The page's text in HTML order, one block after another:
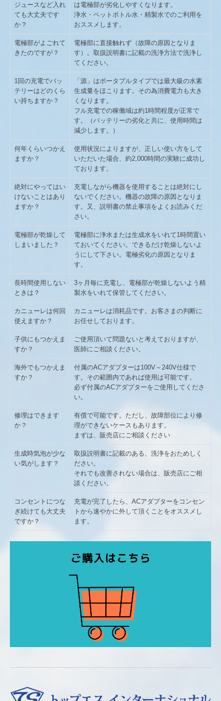
ジュースなど入れ
ても大丈夫です
か？
は電極部が劣化しやすくなります。
浄水・ペットボトル水・精製水でのご利用を
おススメします。
電極部がよごれて
きたのですが？
電極部に直接触れず（故障の原因となりま
す）。取扱説明書に記載の洗浄方法で洗浄し
てください。
1回の充電でバッ
テリーはどのくら
い持ちますか？
「源」はポータプルタイプでは最大級の水素
生成量をほこります。その為消費電力も大き
くなります。
フル充電での稼働域は約1時間程度が正常で
す。（バッテリーの劣化と共に、使用時間は
減少します。）
何年くらいつかえ
ますか？
使用状況によりますが、正しい使い方をして
いただいた場合、約2,000時間の実験に成功し
ております。
絶対にやってはい
けないことはあり
ますか？
充電しながら機器を使用することは絶対にし
ないでください。機器の故障の原因となりま
す。又、説明書の禁止事項をよくお読みくだ
さい。
電極部が乾燥して
しまいました？
電極部に浄水または生成水をいれて1時間置い
ておいてください。できるだけ乾燥しないよ
うにして下さい。電極劣化の原因となりま
す。
長時間使用しない
ときは？
3ヶ月毎に充電し、電極部が乾燥しないよう精
製水をいれて保管してください。
カニューレは何回
使えますか？
カニューレは消耗品です。お客さまの判断に
お任せしております。
子供にもつかえま
すか？
ご使用頂いて問題ないと考えておりますが、
医師にご相談ください。
海外でもつかえま
すか？
付属のACアダプターは100V～240V仕様で
す。その範囲内であれば使用は可能です。
必ず付属のACアダプターをご使用してくださ
い。
修理はできます
か？
有償で可能です。ただし、故障部位により修
理ができないケースもあります。
まずは、販売店にご相談ください
生成時気泡が少な
い気がします？
取扱説明書に記載のある、洗浄をおためしく
ださい。
それでも改善されない場合は、販売店にご相
談ください。
コンセントにつな
ぎ続けても大丈夫
ですか？
充電が完了したら、ACアダプターをコンセン
トから速やかに外して頂くことをオススメし
ます。